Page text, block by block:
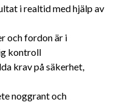
i realtid med hjälp av
och fordon är i
kontroll
krav på säkerhet,
noggrant och